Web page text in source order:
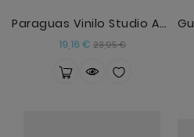
Paraguas Vinilo Studio Anekke
19,16 € Precio
23,95 €Precio